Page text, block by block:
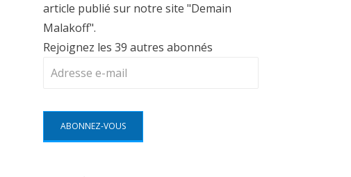
article publié sur notre site "Demain
Malakoff".
Rejoignez les 39 autres abonnés
Adresse
ABONNEZ-VOUS